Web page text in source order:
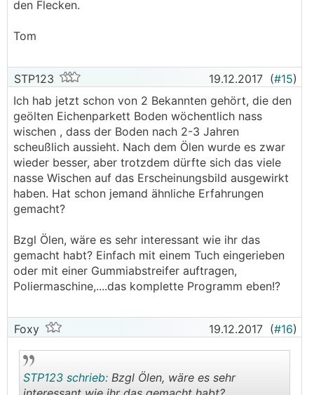
den Flecken.
Tom
STP123 19.12.2017 (#15)
Ich hab jetzt schon von 2 Bekannten gehört, die den
geölten Eichenparkett Boden wöchentlich nass
wischen , dass der Boden nach 2-3 Jahren
scheußlich aussieht. Nach dem Ölen wurde es zwar
wieder besser, aber trotzdem dürfte sich das viele
nasse Wischen auf das Erscheinungsbild ausgewirkt
haben. Hat schon jemand ähnliche Erfahrungen
gemacht?
Bzgl Ölen, wäre es sehr interessant wie ihr das
gemacht habt? Einfach mit einem Tuch eingerieben
oder mit einer Gummiabstreifer auftragen,
Poliermaschine,....das komplette Programm eben!?
Foxy 19.12.2017 (#16)
STP123 schrieb: Bzgl Ölen, wäre es sehr